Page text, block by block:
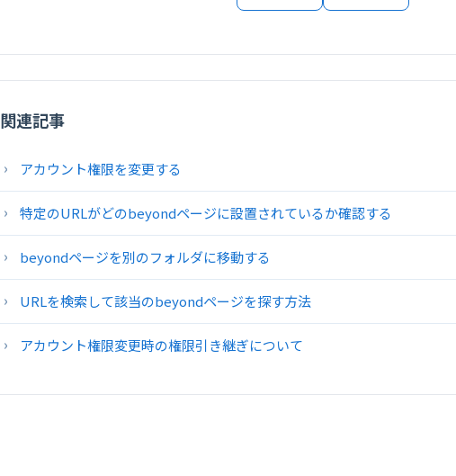
関連記事
アカウント権限を変更する
特定のURLがどのbeyondページに設置されているか確認する
beyondページを別のフォルダに移動する
URLを検索して該当のbeyondページを探す方法
アカウント権限変更時の権限引き継ぎについて